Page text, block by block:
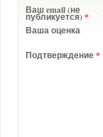
Ваш email (не
публикуется)*
Ваша оценка
Подтверждение*